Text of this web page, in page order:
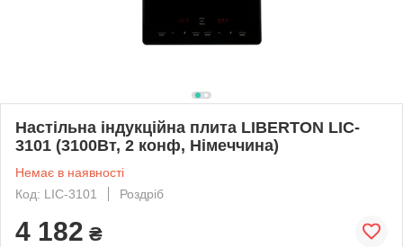
Настільна індукційна плита LIBERTON LIC-
3101 (3100Вт, 2 конф, Німеччина)
Немає в наявності
Код: LIC-3101
Роздріб
4 182 ₴